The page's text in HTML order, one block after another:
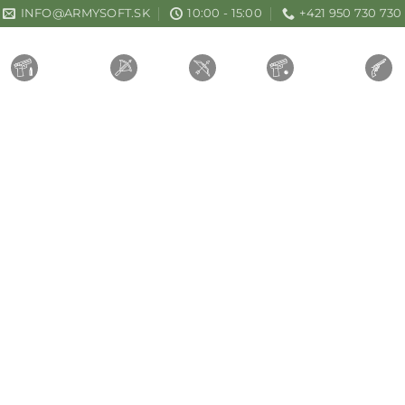
INFO@ARMYSOFT.SK 10:00 - 15:00 +421 950 730 730